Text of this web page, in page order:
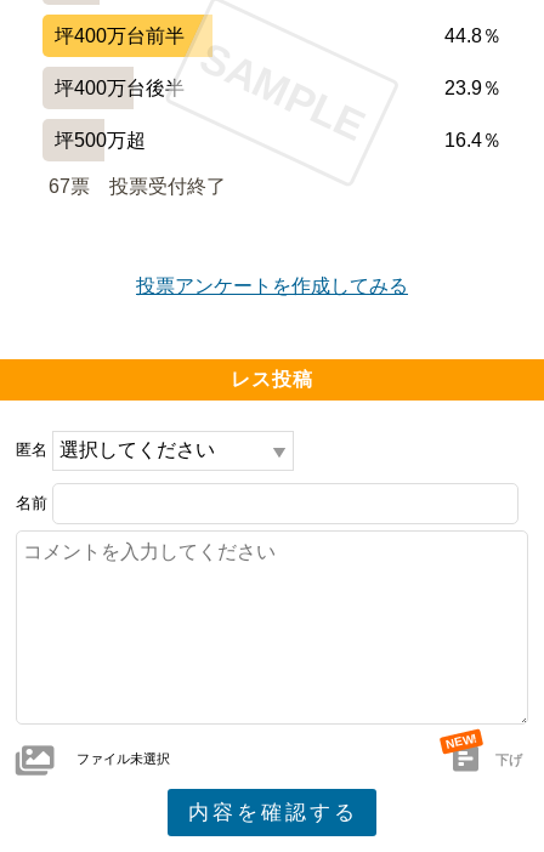
坪400万台前半 44.8％
坪400万台後半 23.9％
坪500万超 16.4％
67票 投票受付終了
SAMPLE
投票アンケートを作成してみる
レス投稿
匿名
名前
ファイル未選択 下げ